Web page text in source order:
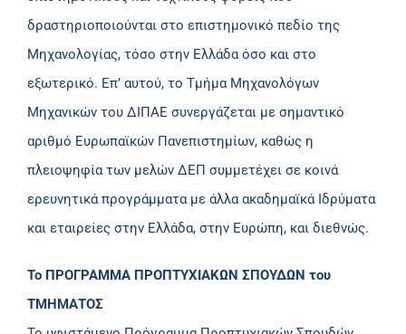
δραστηριοποιούνται στο επιστημονικό πεδίο της
Μηχανολογίας, τόσο στην Ελλάδα όσο και στο
εξωτερικό. Επ’ αυτού, το Τμήμα Μηχανολόγων
Μηχανικών του ΔΙΠΑΕ συνεργάζεται με σημαντικό
αριθμό Ευρωπαϊκών Πανεπιστημίων, καθώς η
πλειοψηφία των μελών ΔΕΠ συμμετέχει σε κοινά
ερευνητικά προγράμματα με άλλα ακαδημαϊκά Ιδρύματα
και εταιρείες στην Ελλάδα, στην Ευρώπη, και διεθνώς.
Το ΠΡΟΓΡΑΜΜΑ ΠΡΟΠΤΥΧΙΑΚΩΝ ΣΠΟΥΔΩΝ του
ΤΜΗΜΑΤΟΣ